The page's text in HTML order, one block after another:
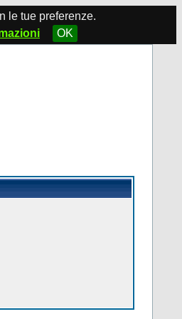
le tue preferenze.
OK